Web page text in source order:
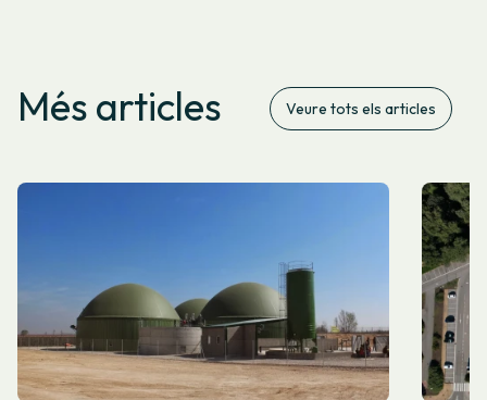
Més articles Veure tots els articles